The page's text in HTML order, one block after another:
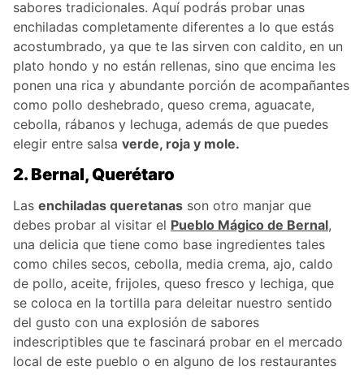
sabores tradicionales. Aquí podrás probar unas
enchiladas completamente diferentes a lo que estás
acostumbrado, ya que te las sirven con caldito, en un
plato hondo y no están rellenas, sino que encima les
ponen una rica y abundante porción de acompañantes
como pollo deshebrado, queso crema, aguacate,
cebolla, rábanos y lechuga, además de que puedes
elegir entre salsa verde, roja y mole.
2. Bernal, Querétaro
Las enchiladas queretanas son otro manjar que
debes probar al visitar el Pueblo Mágico de Bernal,
una delicia que tiene como base ingredientes tales
como chiles secos, cebolla, media crema, ajo, caldo
de pollo, aceite, frijoles, queso fresco y lechiga, que
se coloca en la tortilla para deleitar nuestro sentido
del gusto con una explosión de sabores
indescriptibles que te fascinará probar en el mercado
local de este pueblo o en alguno de los restaurantes